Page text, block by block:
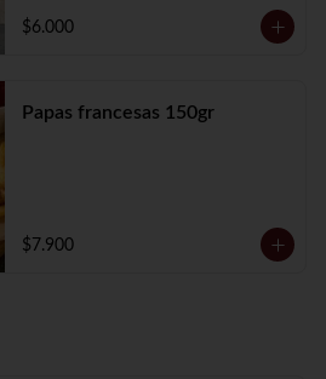
$6.000
Papas francesas 150gr
$7.900